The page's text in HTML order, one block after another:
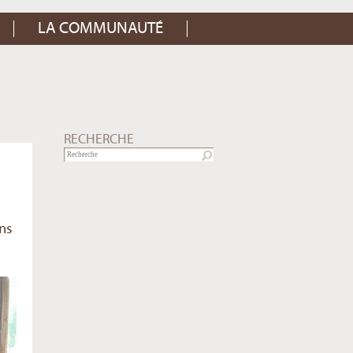
LA COMMUNAUTÉ
RECHERCHE